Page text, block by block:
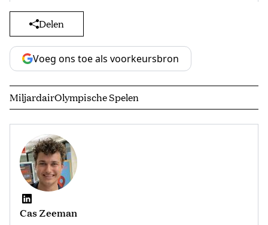
Delen
Voeg ons toe als voorkeursbron
MiljardairOlympische Spelen
Cas Zeeman